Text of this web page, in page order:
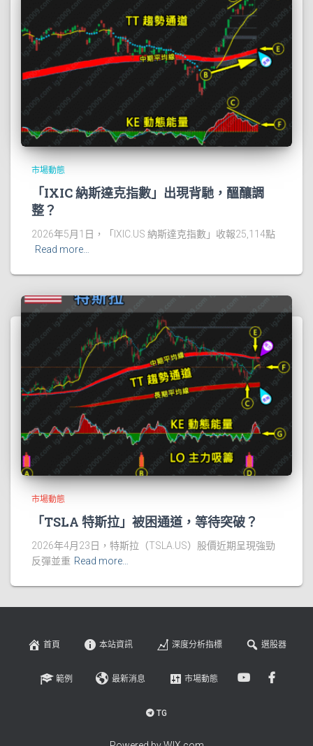
市場動態
「IXIC 納斯達克指數」出現背馳，醞釀調
整？
2026年5月1日，「IXIC.US 納斯達克指數」收報25,114點
Read more…
市場動態
「TSLA 特斯拉」被困通道，等待突破？
2026年4月23日，特斯拉（TSLA.US）股價近期呈現強勁
反彈並重 Read more…
首頁 本站資訊 深度分析指標 選股器
範例 最新消息 市場動態
TG